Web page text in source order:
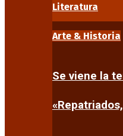
Literatura
Arte & Historia
Se viene la